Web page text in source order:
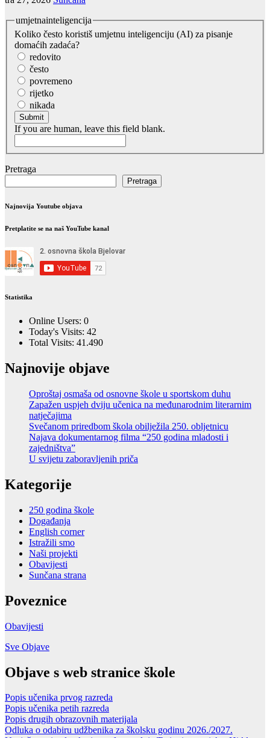
umjetnainteligencija
Koliko često koristiš umjetnu inteligenciju (AI) za pisanje
domaćih zadaća?
redovito
često
povremeno
rijetko
nikada
Submit
If you are human, leave this field blank.
Pretraga
Pretraga
Najnovija Youtube objava
Pretplatite se na naš YouTube kanal
Statistika
Online Users: 0
Today's Visits: 42
Total Visits: 41.490
Najnovije objave
Oproštaj osmaša od osnovne škole u sportskom duhu
Zapažen uspjeh dviju učenica na međunarodnim literarnim
natječajima
Svečanom priredbom škola obilježila 250. obljetnicu
Najava dokumentarnog filma “250 godina mladosti i
zajedništva”
U svijetu zaboravljenih priča
Kategorije
250 godina škole
Događanja
English corner
Istražili smo
Naši projekti
Obavijesti
Sunčana strana
Poveznice
Obavijesti
Sve Objave
Objave s web stranice škole
Popis učenika prvog razreda
Popis učenika petih razreda
Popis drugih obrazovnih materijala
Odluka o odabiru udžbenika za školsku godinu 2026./2027.